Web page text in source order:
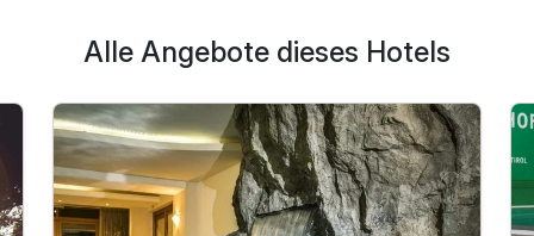
Alle Angebote dieses Hotels